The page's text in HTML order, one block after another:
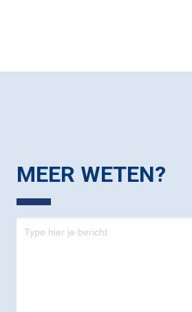
MEER WETEN?
Contact